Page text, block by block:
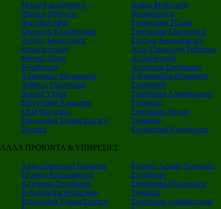
Μηχανή αναζήτησης –
Ψάχνεις-Βρίσκεις
Φωτοβολταϊκά
Σύγχρονα Κλιματιστικά
Αντλίες Θερμότητας
Θερμομόνωση
Φυσικό Αέριο
Ηλιοθερμία
Αυτονομίες Θέρμανσης
Λέβητες Οικονομίας
Δομικά Υλικά
Ενεργειακά Χρώματα
LED Φωτισμός
Ενεργειακά Τζάκια/Σόμπες/
Σώματα
Κτίρια Μηδενικής
Κατανάλωσης
Ενεργειακά Τζάμια
Συστήματα Εξαερισμού
Εξυπνοι Αυτοματισμοί
Αυτο-Παραγωγή Ρεύματος
Αυτοματισμοί
Αυτόνομα Συστήματα
Ενδοδαπέδια Θέρμανση
Συντήρηση
Συστήματα Αποθήκευσης
Ενέργειας
Συστήματα Νερού
Υγραέριο
Ενεργειακά Κουφώματα
ΑΛΛΑ ΠΡΟΪΟΝΤΑ & ΥΠΗΡΕΣΙΕΣ
Αυτο-Παραγωγή Ρεύματος
Εξυπνοι Αυτοματισμοί
Αυτόνομα Συστήματα
Ενδοδαπέδια Θέρμανση
Ενεργειακά Τζάκια/Σόμπες/
Εξυπνες Λευκές Συσκευές
Συντήρηση
Συστήματα Εξαερισμού
Υγραέριο
Συστήματα Αποθήκευσης